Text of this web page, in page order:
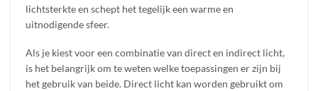
lichtsterkte en schept het tegelijk een warme en
uitnodigende sfeer.
Als je kiest voor een combinatie van direct en indirect licht,
is het belangrijk om te weten welke toepassingen er zijn bij
het gebruik van beide. Direct licht kan worden gebruikt om